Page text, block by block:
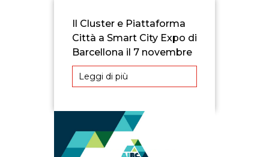
Il Cluster e Piattaforma
Città a Smart City Expo di
Barcellona il 7 novembre
Leggi di più